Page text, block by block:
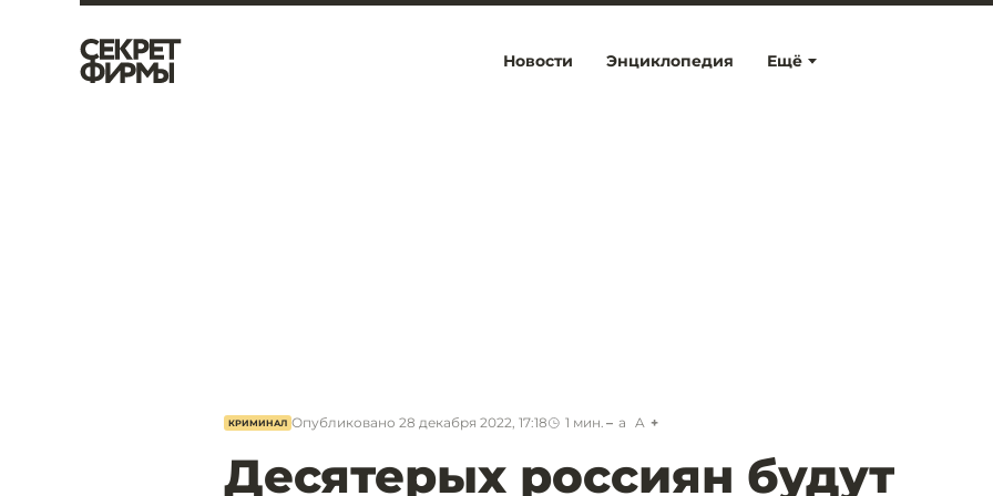
Ещё
Новости Энциклопедия
КРИМИНАЛ Опубликовано 28 декабря 2022, 17:18 1 мин. a A
Десятерых россиян будут